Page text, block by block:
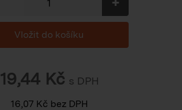
19,44Kč s DPH
16,07 Kč bez DPH